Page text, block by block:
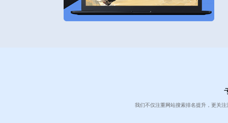
我们不仅注重网站搜索排名提升，更关